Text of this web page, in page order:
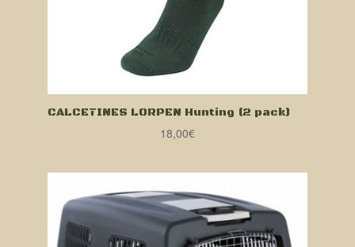
CALCETINES LORPEN Hunting (2 pack)
18,00€